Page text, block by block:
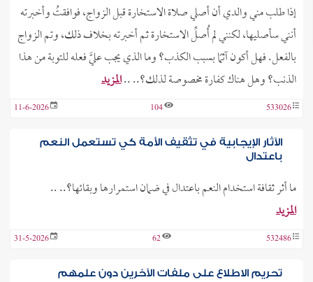
إذا طلب مني والدي أن أصلي صلاة الاستخارة قبل الزواج، فوافقتُ وأخبرته
أنني سأصليها، لكنني لم أُصلِّ الاستخارة ثم أخبرته بخلاف ذلك، وتم الزواج
بالفعل. فهل أكون آثمًا بسبب الكذب؟ وما الذي يجب عليَّ فعله للتوبة من هذا
الذنب؟ وهل هناك كفارة مخصوصة لذلك؟.. ..المزيد
533026
104
11-6-2026
الآثار الإيجابية في تثقيف الأمة كي تستعمل النعم
باعتدال
ما أثر ثقافة استخدام النعم باعتدال في ضمان استمرارها وبقائها؟.. ..
المزيد
532486
62
31-5-2026
تحريم الاطلاع على ملفات الآخرين دون علمهم